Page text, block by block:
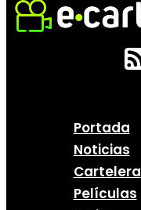
Portada
Noticias
Cartelera
Películas